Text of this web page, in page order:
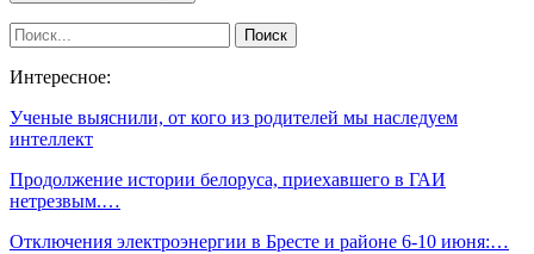
Интересное:
Ученые выяснили, от кого из родителей мы наследуем
интеллект
Продолжение истории белоруса, приехавшего в ГАИ
нетрезвым.…
Отключения электроэнергии в Бресте и районе 6-10 июня:…